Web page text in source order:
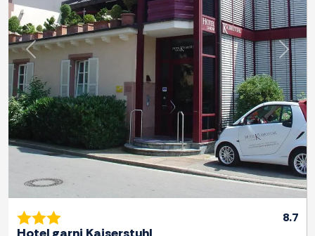
Previous Next
8.7